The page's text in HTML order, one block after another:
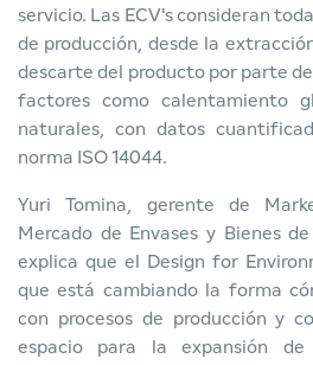
servicio. Las ECV's consideran
de producción, desde la
descarte del producto por parte
factores como calentamiento
naturales, con datos
norma ISO 14044.
Yuri Tomina, gerente de
Mercado de Envases y Bienes
explica que el Design for
que está cambiando la forma
con procesos de producción y
espacio para la expansión de